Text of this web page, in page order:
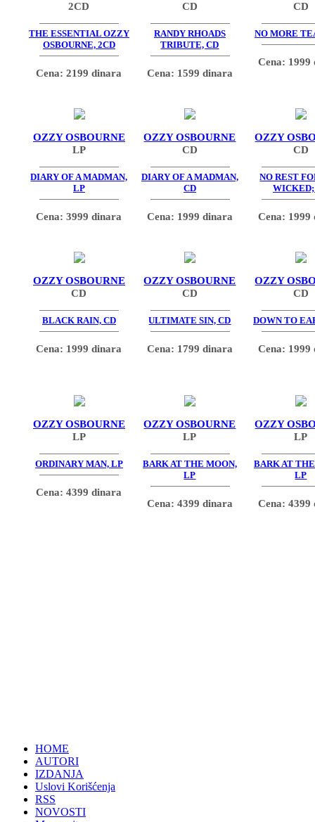
2CD
THE ESSENTIAL OZZY
OSBOURNE, 2CD
Cena: 2199 dinara
CD
RANDY RHOADS
TRIBUTE, CD
Cena: 1599 dinara
CD
NO MORE
Cena: 1999
OZZY OSBOURNE
LP
DIARY OF A MADMAN,
LP
Cena: 3999 dinara
OZZY OSBOURNE
CD
DIARY OF A MADMAN,
CD
Cena: 1999 dinara
OZZY
CD
NO REST
WICKED;
Cena: 1999
OZZY OSBOURNE
CD
BLACK RAIN, CD
Cena: 1999 dinara
OZZY OSBOURNE
CD
ULTIMATE SIN, CD
Cena: 1799 dinara
OZZY
CD
DOWN TO
Cena: 1999
OZZY OSBOURNE
LP
ORDINARY MAN, LP
Cena: 4399 dinara
OZZY OSBOURNE
LP
BARK AT THE MOON,
LP
Cena: 4399 dinara
OZZY
LP
BARK AT
LP
Cena: 4399
HOME
AUTORI
IZDANJA
Uslovi Korišćenja
RSS
NOVOSTI